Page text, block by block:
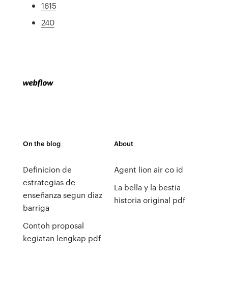
1615
240
On the blog
Definicion de
estrategias de
enseñanza segun diaz
barriga
Contoh proposal
kegiatan lengkap pdf
About
Agent lion air co id
La bella y la bestia
historia original pdf